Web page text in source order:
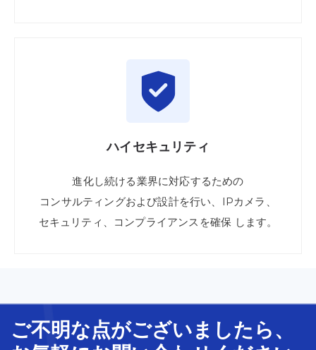
ハイセキュリティ
進化し続ける業界に対応するための
コンサルティングおよび設計を行い、IPカメラ、
セキュリティ、
コンプライアンスを確保 します。
ご不明な点がございましたら、